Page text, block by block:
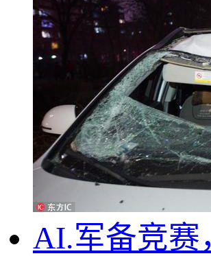
AI.军备竞赛